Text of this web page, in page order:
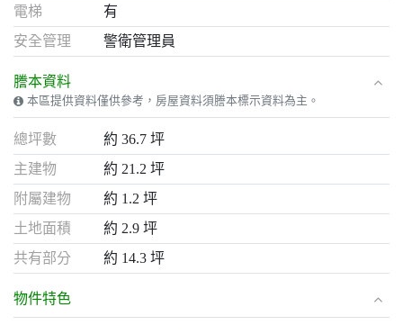
電梯
有
安全管理
警衛管理員
謄本資料
本區提供資料僅供參考，房屋資料須謄本標示資料為主。
總坪數
約 36.7 坪
主建物
約 21.2 坪
附屬建物
約 1.2 坪
土地面積
約 2.9 坪
共有部分
約 14.3 坪
物件特色